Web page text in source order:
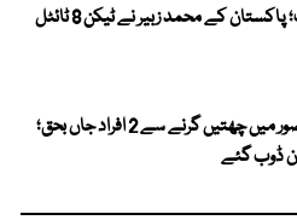
ای اسپورٹس ورلڈ کپ؛ پاکستان کے محمد زبیر نے ٹیکن 8 ٹائٹل
بارشوں کی تباہی؛ قصور میں چھتیں گرنے سے 2 افراد جاں بحق؛